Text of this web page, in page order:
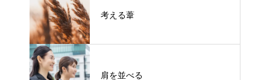
考える葦
肩を並べる